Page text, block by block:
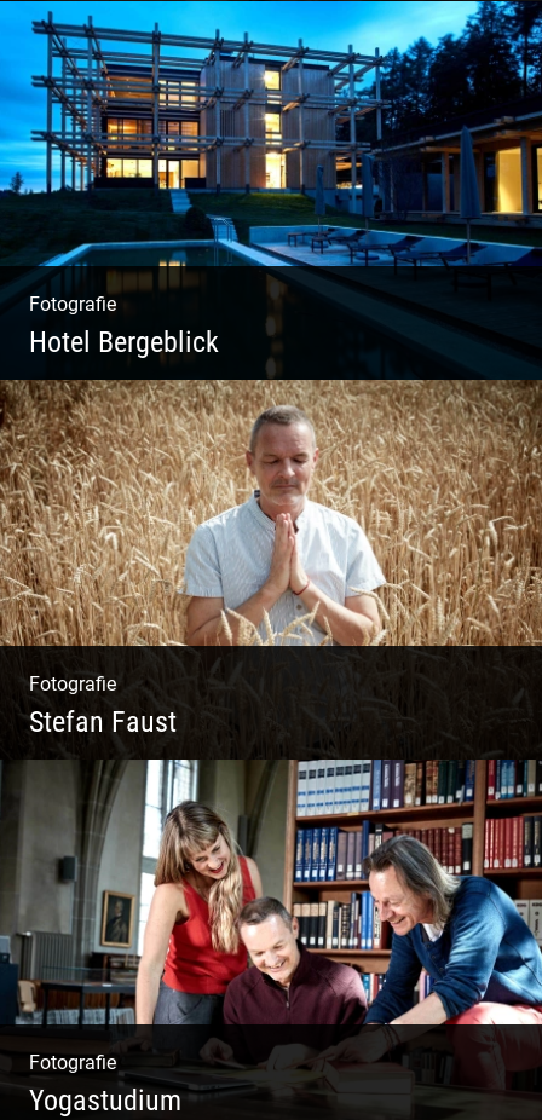
Zweites Shooting für das Designhotel in Bad
Tölz
Fotografie
Hotel Bergeblick
Wunderbare Architektur, außergewöhnliches
Design – eine Oase der Ruhe und
Entspannung. Ausgedehnte Fotostrecke
Fotografie
Stefan Faust
Yoga & Meditation
Fotografie
Yogastudium